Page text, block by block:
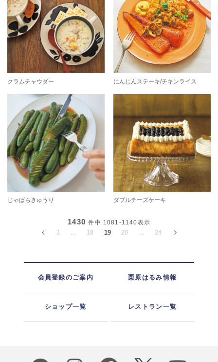
クラムチャウダー にんじんステーキ/チキンライス
じゃばらきゅうり ダブルチーズケーキ
1430 件中 1081-1140表示
1 ... 18 19 20 ... 24
会員登録のご案内 栗原はるみ情報
ショップ一覧 レストラン一覧